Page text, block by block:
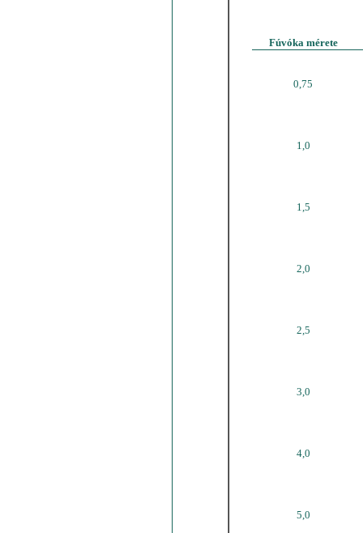
Fúvóka mérete
0,75
1,0
1,5
2,0
2,5
3,0
4,0
5,0